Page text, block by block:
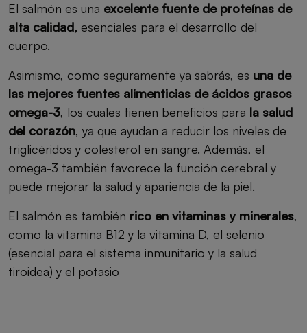
El salmón es una excelente fuente de proteínas de
alta calidad, esenciales para el desarrollo del
cuerpo.
Asimismo, como seguramente ya sabrás, es una de
las mejores fuentes alimenticias de ácidos grasos
omega-3, los cuales tienen beneficios para la salud
del corazón, ya que ayudan a reducir los niveles de
triglicéridos y colesterol en sangre. Además, el
omega-3 también favorece la función cerebral y
puede mejorar la salud y apariencia de la piel.
El salmón es también rico en vitaminas y minerales,
como la vitamina B12 y la vitamina D, el selenio
(esencial para el sistema inmunitario y la salud
tiroidea) y el potasio